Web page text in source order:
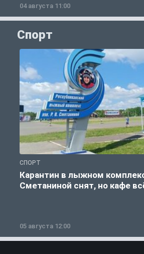
04 августа 11:00
Спорт
СПОРТ
Карантин в лыжном
Сметаниной снят, но кафе
05 августа 12:00